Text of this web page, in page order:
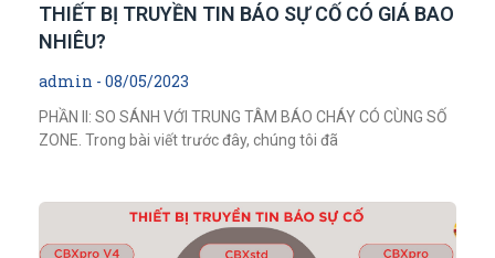
THIẾT BỊ TRUYỀN TIN BÁO SỰ CỐ CÓ GIÁ BAO
NHIÊU?
admin 08/05/2023
PHẦN II: SO SÁNH VỚI TRUNG TÂM BÁO CHÁY CÓ CÙNG SỐ
ZONE. Trong bài viết trước đây, chúng tôi đã